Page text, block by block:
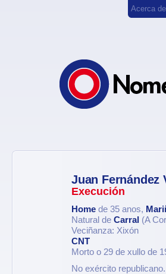
Acerca
Juan Fernández
Execución
Home de 35 anos,
Natural de Carral (A
Veciñanza: Xixón
CNT
Morto o 29 de xullo de
No exército